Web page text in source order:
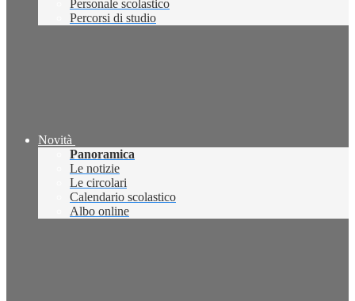
Personale scolastico
Percorsi di studio
Novità
Panoramica
Le notizie
Le circolari
Calendario scolastico
Albo online